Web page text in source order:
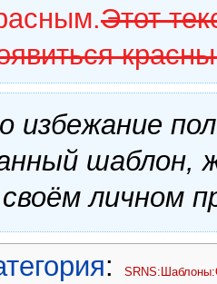
Этот
избежание
шаблон,
личном
: